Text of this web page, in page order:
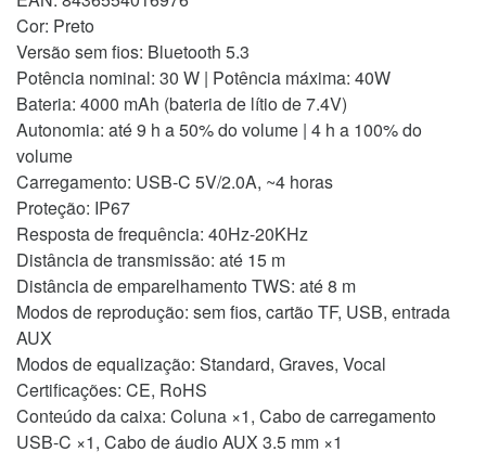
Cor: Preto
Versão sem fios: Bluetooth 5.3
Potência nominal: 30 W | Potência máxima: 40W
Bateria: 4000 mAh (bateria de lítio de 7.4V)
Autonomia: até 9 h a 50% do volume | 4 h a 100% do
volume
Carregamento: USB-C 5V/2.0A, ~4 horas
Proteção: IP67
Resposta de frequência: 40Hz-20KHz
Distância de transmissão: até 15 m
Distância de emparelhamento TWS: até 8 m
Modos de reprodução: sem fios, cartão TF, USB, entrada
AUX
Modos de equalização: Standard, Graves, Vocal
Certificações: CE, RoHS
Conteúdo da caixa: Coluna ×1, Cabo de carregamento
USB-C ×1, Cabo de áudio AUX 3.5 mm ×1